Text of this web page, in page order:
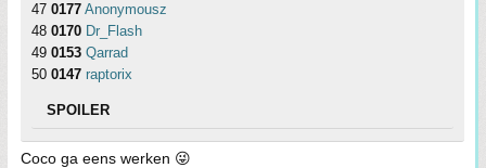
47 0177 Anonymousz
48 0170 Dr_Flash
49 0153 Qarrad
50 0147 raptorix
SPOILER
Coco ga eens werken 😜